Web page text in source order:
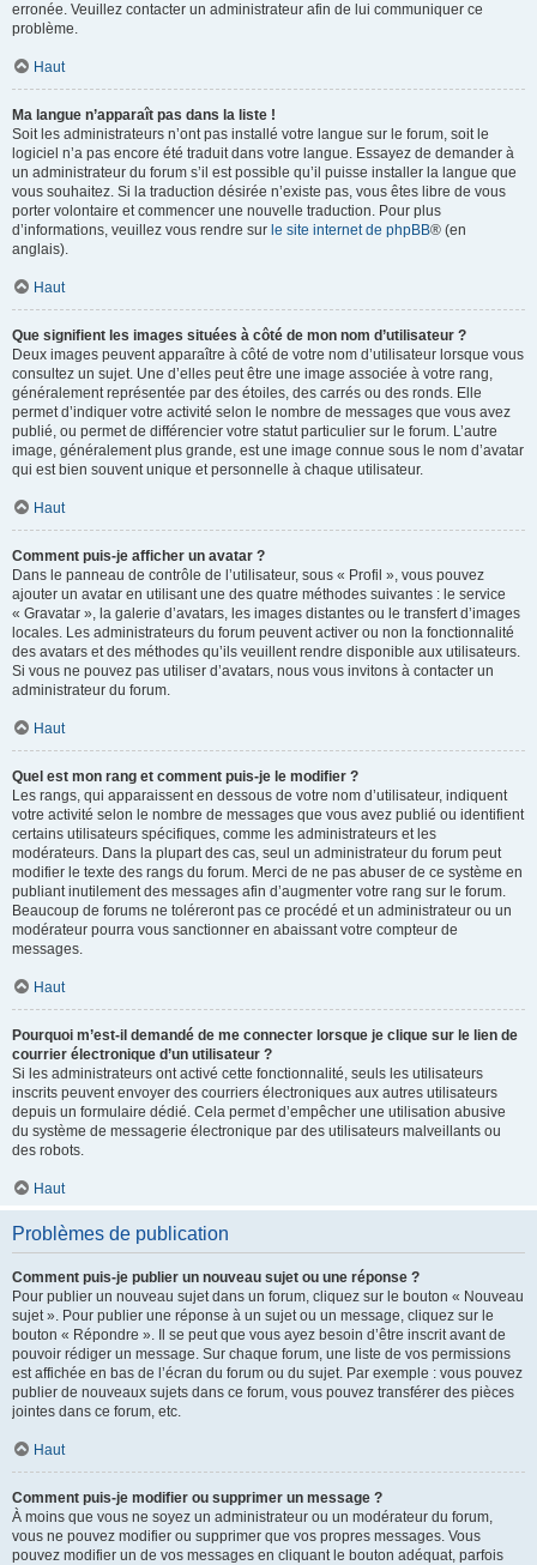
erronée. Veuillez contacter un administrateur afin de lui communiquer ce
problème.
Haut
Ma langue n’apparaît pas dans la liste !
Soit les administrateurs n’ont pas installé votre langue sur le forum, soit le
logiciel n’a pas encore été traduit dans votre langue. Essayez de demander à
un administrateur du forum s’il est possible qu’il puisse installer la langue que
vous souhaitez. Si la traduction désirée n’existe pas, vous êtes libre de vous
porter volontaire et commencer une nouvelle traduction. Pour plus
d’informations, veuillez vous rendre sur le site internet de phpBB® (en
anglais).
Haut
Que signifient les images situées à côté de mon nom d’utilisateur ?
Deux images peuvent apparaître à côté de votre nom d’utilisateur lorsque vous
consultez un sujet. Une d’elles peut être une image associée à votre rang,
généralement représentée par des étoiles, des carrés ou des ronds. Elle
permet d’indiquer votre activité selon le nombre de messages que vous avez
publié, ou permet de différencier votre statut particulier sur le forum. L’autre
image, généralement plus grande, est une image connue sous le nom d’avatar
qui est bien souvent unique et personnelle à chaque utilisateur.
Haut
Comment puis-je afficher un avatar ?
Dans le panneau de contrôle de l’utilisateur, sous « Profil », vous pouvez
ajouter un avatar en utilisant une des quatre méthodes suivantes : le service
« Gravatar », la galerie d’avatars, les images distantes ou le transfert d’images
locales. Les administrateurs du forum peuvent activer ou non la fonctionnalité
des avatars et des méthodes qu’ils veuillent rendre disponible aux utilisateurs.
Si vous ne pouvez pas utiliser d’avatars, nous vous invitons à contacter un
administrateur du forum.
Haut
Quel est mon rang et comment puis-je le modifier ?
Les rangs, qui apparaissent en dessous de votre nom d’utilisateur, indiquent
votre activité selon le nombre de messages que vous avez publié ou identifient
certains utilisateurs spécifiques, comme les administrateurs et les
modérateurs. Dans la plupart des cas, seul un administrateur du forum peut
modifier le texte des rangs du forum. Merci de ne pas abuser de ce système en
publiant inutilement des messages afin d’augmenter votre rang sur le forum.
Beaucoup de forums ne toléreront pas ce procédé et un administrateur ou un
modérateur pourra vous sanctionner en abaissant votre compteur de
messages.
Haut
Pourquoi m’est-il demandé de me connecter lorsque je clique sur le lien de
courrier électronique d’un utilisateur ?
Si les administrateurs ont activé cette fonctionnalité, seuls les utilisateurs
inscrits peuvent envoyer des courriers électroniques aux autres utilisateurs
depuis un formulaire dédié. Cela permet d’empêcher une utilisation abusive
du système de messagerie électronique par des utilisateurs malveillants ou
des robots.
Haut
Problèmes de publication
Comment puis-je publier un nouveau sujet ou une réponse ?
Pour publier un nouveau sujet dans un forum, cliquez sur le bouton « Nouveau
sujet ». Pour publier une réponse à un sujet ou un message, cliquez sur le
bouton « Répondre ». Il se peut que vous ayez besoin d’être inscrit avant de
pouvoir rédiger un message. Sur chaque forum, une liste de vos permissions
est affichée en bas de l’écran du forum ou du sujet. Par exemple : vous pouvez
publier de nouveaux sujets dans ce forum, vous pouvez transférer des pièces
jointes dans ce forum, etc.
Haut
Comment puis-je modifier ou supprimer un message ?
À moins que vous ne soyez un administrateur ou un modérateur du forum,
vous ne pouvez modifier ou supprimer que vos propres messages. Vous
pouvez modifier un de vos messages en cliquant le bouton adéquat, parfois